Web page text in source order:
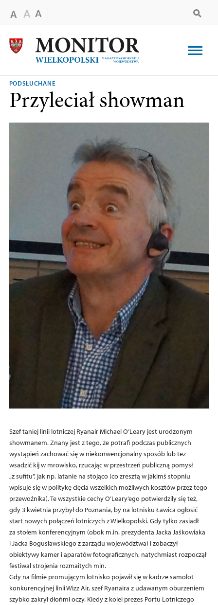
PODSŁUCHANE
Przyleciał showman
Szef taniej linii lotniczej Ryanair Michael O’Leary jest urodzonym
showmanem. Znany jest z tego, że potrafi podczas publicznych
wystąpień zachować się w niekonwencjonalny sposób lub też
wsadzić kij w mrowisko, rzucając w przestrzeń publiczną pomysł
„z sufitu”, jak np. latanie na stojąco (co zresztą w jakimś stopniu
wpisuje się w politykę cięcia wszelkich możliwych kosztów przez tego
przewoźnika). Te wszystkie cechy O’Leary’ego potwierdziły się też,
gdy 3 kwietnia przybył do Poznania, by na lotnisku Ławica ogłosić
start nowych połączeń lotniczych z Wielkopolski. Gdy tylko zasiadł
za stołem konferencyjnym (obok m.in. prezydenta Jacka Jaśkowiaka
i Jacka Bogusławskiego z zarządu województwa) i zobaczył
obiektywy kamer i aparatów fotograficznych, natychmiast rozpoczął
festiwal strojenia rozmaitych min.
Gdy na filmie promującym lotnisko pojawił się w kadrze samolot
konkurencyjnej linii Wizz Air, szef Ryanaira z udawanym oburzeniem
szybko zakrył dłońmi oczy. Kiedy z kolei prezes Portu Lotniczego